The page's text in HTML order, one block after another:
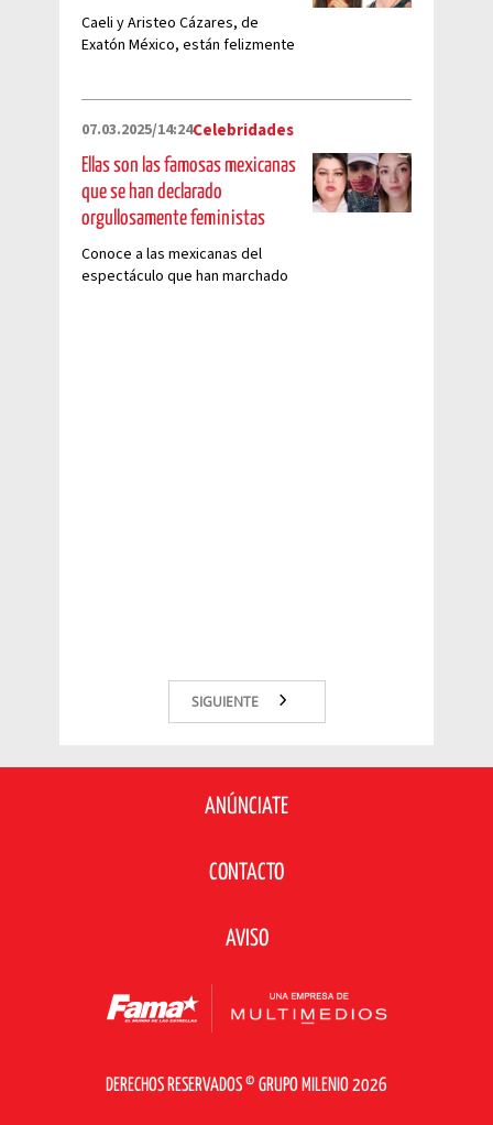
Caeli y Aristeo Cázares, de
Exatón México, están felizmente
07.03.2025/14:24Celebridades
Ellas son las famosas mexicanas
que se han declarado
orgullosamente feministas
Conoce a las mexicanas del
espectáculo que han marchado
SIGUIENTE
ANÚNCIATE
CONTACTO
AVISO
DERECHOS RESERVADOS © GRUPO MILENIO 2026